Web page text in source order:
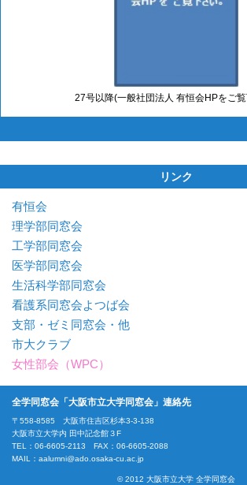
27号以降(一般社団法人 有恒会HPをご
リンク
有恒会
理学部同窓会
工学部同窓会
医学部同窓会
生活科学部同窓会
看護系同窓会よつば会
支部・ゼミ同窓会・他
市大クラブ
女性部会（WPC）
全学同窓会「大阪市立大学同窓会」連絡先
〒558-8585 大阪市住吉区杉本3-3-138
大阪市立大学内 田中記念館３F
TEL：06-6605-2113 FAX：06-6605-2088
MAIL： aalumni@ado.osaka-cu.ac.jp
© 2012 大阪市立大学 全学同窓会